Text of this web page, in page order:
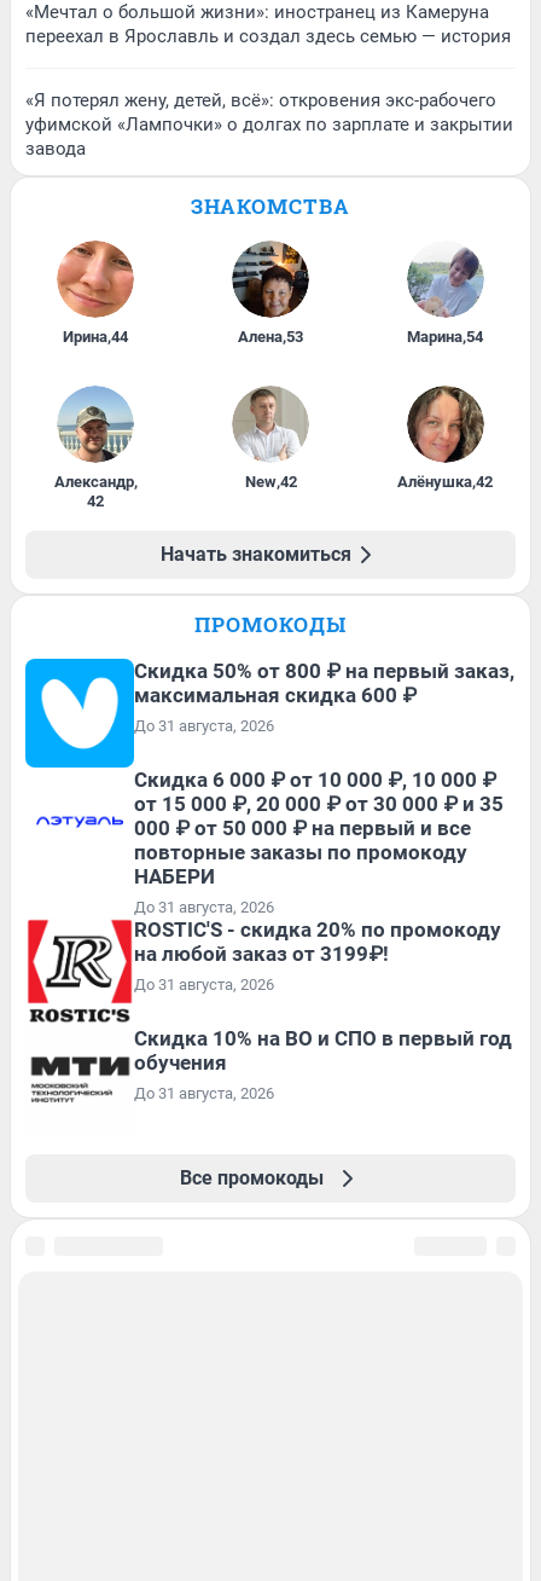
«Мечтал о большой жизни»: иностранец из Камеруна
переехал в Ярославль и создал здесь семью — история
«Я потерял жену, детей, всё»: откровения экс-рабочего
уфимской «Лампочки» о долгах по зарплате и закрытии
завода
ЗНАКОМСТВА
Ирина,44 Алена,53 Марина,54
Александр,
42
New,42 Алёнушка,42
Начать знакомиться
ПРОМОКОДЫ
Скидка 50% от 800 ₽ на первый заказ,
максимальная скидка 600 ₽
До 31 августа, 2026
Скидка 6 000 ₽ от 10 000 ₽, 10 000 ₽
от 15 000 ₽, 20 000 ₽ от 30 000 ₽ и 35
000 ₽ от 50 000 ₽ на первый и все
повторные заказы по промокоду
НАБЕРИ
До 31 августа, 2026
ROSTIC'S - скидка 20% по промокоду
на любой заказ от 3199₽!
До 31 августа, 2026
Скидка 10% на ВО и СПО в первый год
обучения
До 31 августа, 2026
Все промокоды